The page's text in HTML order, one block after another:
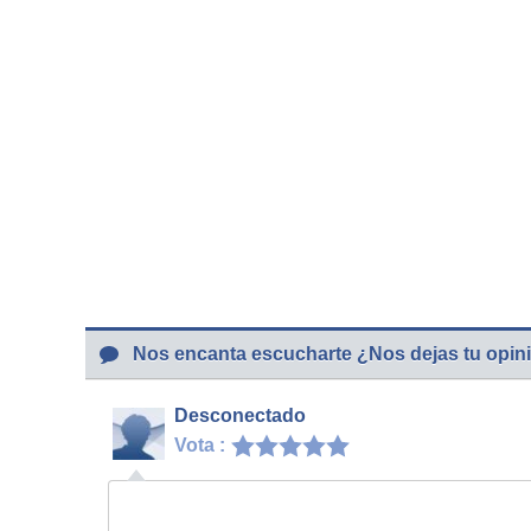
Nos encanta escucharte ¿Nos dejas tu
Desconectado
Vota :